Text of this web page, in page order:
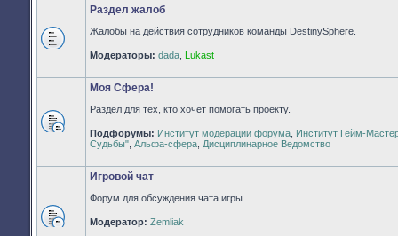
Нет
непрочитанных
Раздел жалоб
Жалобы на действия сотрудников команды DestinySphere.
Модераторы: dada Lukast
Нет
непрочитанных
Моя Сфера!
Раздел для тех, кто хочет помогать проекту.
Подфорумы: Институт модерации форума Институт Гейм-
Судьбы" Альфа-сфера Дисциплинарное Ведомство
Игровой чат
Форум для обсуждения чата игры
Модератор: Zemliak